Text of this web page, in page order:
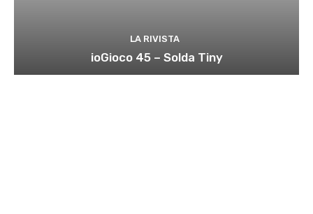
LA RIVISTA
ioGioco 45 – Solda Tiny